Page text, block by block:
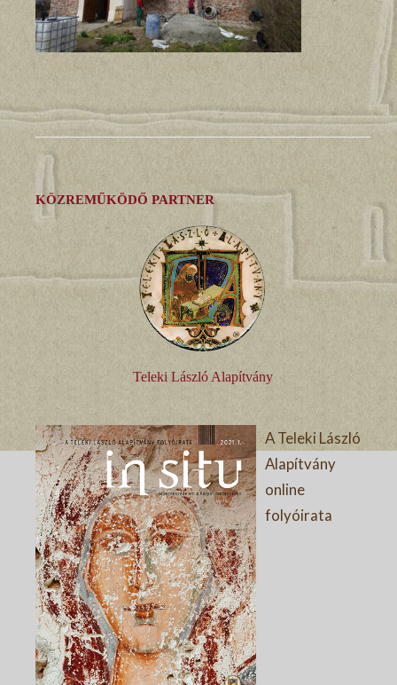
KÖZREMŰKÖDŐ PARTNER
Teleki László Alapítvány
A Teleki László
Alapítvány
online
folyóirata